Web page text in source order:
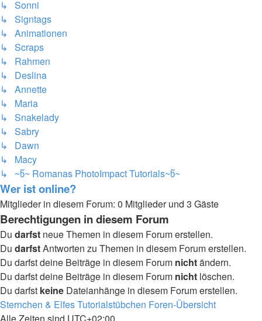
↳ Sonni
↳ Signtags
↳ Animationen
↳ Scraps
↳ Rahmen
↳ Deslina
↳ Annette
↳ Maria
↳ Snakelady
↳ Sabry
↳ Dawn
↳ Macy
↳ ~წ~ Romanas PhotoImpact Tutorials~წ~
Wer ist online?
Mitglieder in diesem Forum: 0 Mitglieder und 3 Gäste
Berechtigungen in diesem Forum
Du darfst neue Themen in diesem Forum erstellen.
Du darfstAntworten zu Themen in diesem Forum erstellen.
Du darfst deine Beiträge in diesem Forum nichtändern.
Du darfst deine Beiträge in diesem Forum nicht löschen.
Du darfst keine Dateianhänge in diesem Forum erstellen.
Sternchen & Elfes Tutorialstübchen Foren-Übersicht